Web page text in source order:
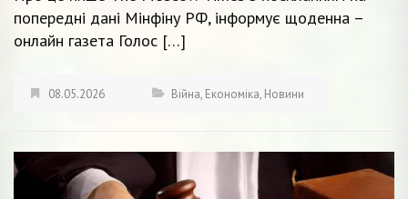
попередні дані Мінфіну РФ, інформує щоденна –
онлайн газета Голос […]
08.05.2026 Війна, Економіка, Новини